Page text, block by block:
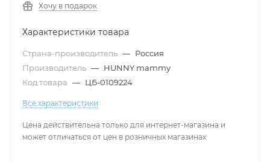
Хочу в подарок
Характеристики товара
Страна-производитель — Россия
Производитель — HUNNY mammy
Код товара — ЦБ-0109224
Все характеристики
Цена действительна только для интернет-магазина и
может отличаться от цен в розничных магазинах